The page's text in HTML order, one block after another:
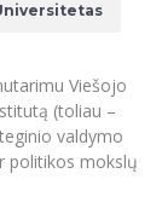
studijas
būdu įgytų
(SMS)
(SMP)
komitetas
fakultetas
Viešojo
(toliau –
valdymo
politikos mokslų